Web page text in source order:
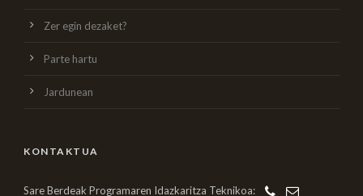
Zer egin dezaket?
Parte hartu
Jardunean
KONTAKTUA
Sare Berdeak Programaren Idazkaritza Teknikoa: